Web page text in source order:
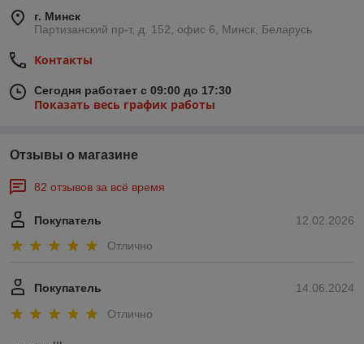
г. Минск
Партизанский пр-т, д. 152, офис 6, Минск, Беларусь
Контакты
Сегодня работает с 09:00 до 17:30
Показать весь график работы
Отзывы о магазине
82 отзывов за всё время
12.02.2026
Покупатель
Отлично
14.06.2024
Покупатель
Отлично